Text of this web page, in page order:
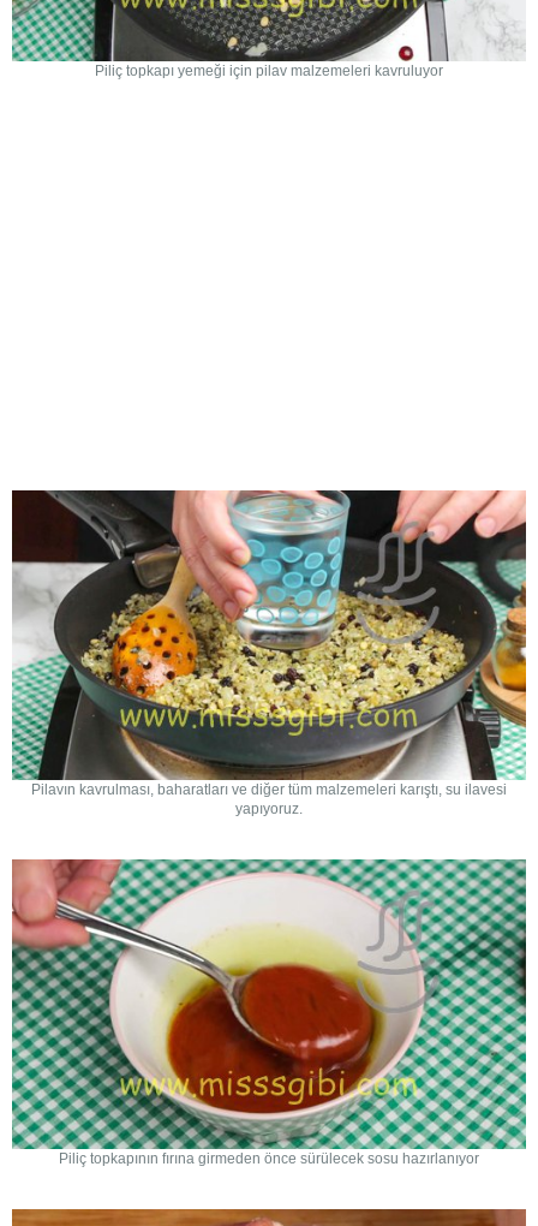
Piliç topkapı yemeği için pilav malzemeleri kavruluyor
Pilavın kavrulması, baharatları ve diğer tüm malzemeleri karıştı, su ilavesi
yapıyoruz.
Piliç topkapının fırına girmeden önce sürülecek sosu hazırlanıyor